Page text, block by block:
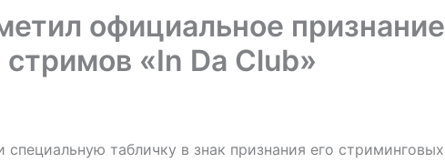
официальное признание
«In Da Club»
табличку в знак признания его стриминговых